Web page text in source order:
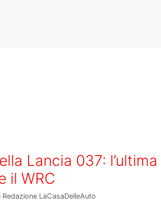
Lancia 037:
il WRC
Redazione LaCasaDelleAuto